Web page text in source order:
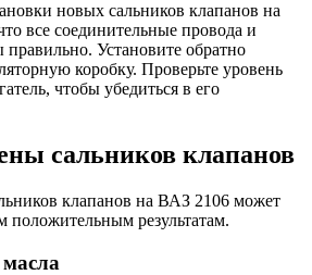
новых сальников клапанов на
все соединительные провода и
Установите обратно
коробку. Проверьте уровень
чтобы убедиться в его
сальников клапанов
клапанов на ВАЗ 2106 может
положительным результатам.
масла